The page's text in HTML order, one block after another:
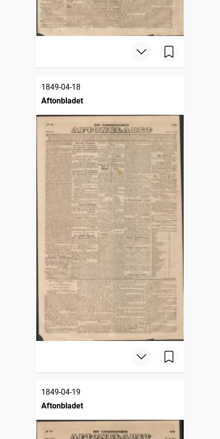
1849-04-18
Aftonbladet
1849-04-19
Aftonbladet